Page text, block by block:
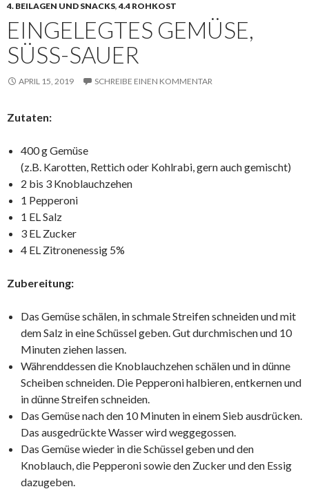
4. BEILAGEN UND SNACKS, 4.4 ROHKOST
EINGELEGTES GEMÜSE,
SÜSS-SAUER
APRIL 15, 2019 SCHREIBE EINEN KOMMENTAR
Zutaten:
400 g Gemüse
(z.B. Karotten, Rettich oder Kohlrabi, gern auch gemischt)
2 bis 3 Knoblauchzehen
1 Pepperoni
1 EL Salz
3 EL Zucker
4 EL Zitronenessig 5%
Zubereitung:
Das Gemüse schälen, in schmale Streifen schneiden und mit
dem Salz in eine Schüssel geben. Gut durchmischen und 10
Minuten ziehen lassen.
Währenddessen die Knoblauchzehen schälen und in dünne
Scheiben schneiden. Die Pepperoni halbieren, entkernen und
in dünne Streifen schneiden.
Das Gemüse nach den 10 Minuten in einem Sieb ausdrücken.
Das ausgedrückte Wasser wird weggegossen.
Das Gemüse wieder in die Schüssel geben und den
Knoblauch, die Pepperoni sowie den Zucker und den Essig
dazugeben.